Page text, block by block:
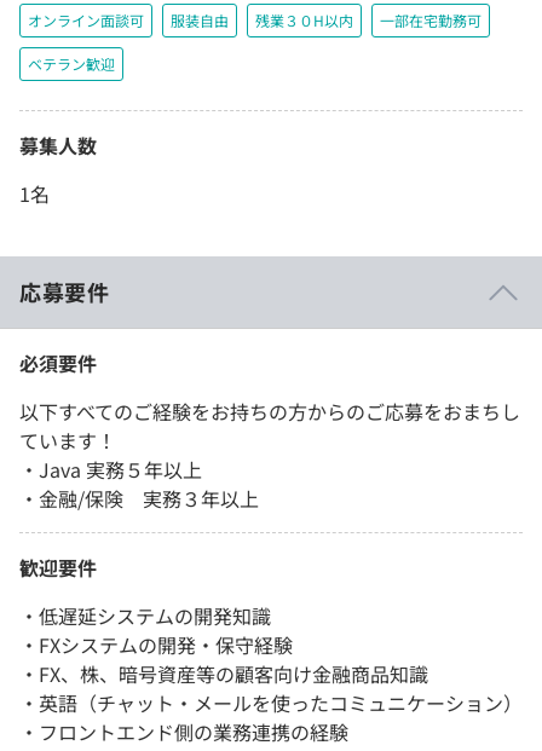
オンライン面談可 服装自由 残業３０H以内 一部在宅勤務可
ベテラン歓迎
募集人数
1名
応募要件
必須要件
以下すべてのご経験をお持ちの方からのご応募をおまちし
ています！
・Java 実務５年以上
・金融/保険 実務３年以上
歓迎要件
・低遅延システムの開発知識
・FXシステムの開発・保守経験
・FX、株、暗号資産等の顧客向け金融商品知識
・英語（チャット・メールを使ったコミュニケーション）
・フロントエンド側の業務連携の経験